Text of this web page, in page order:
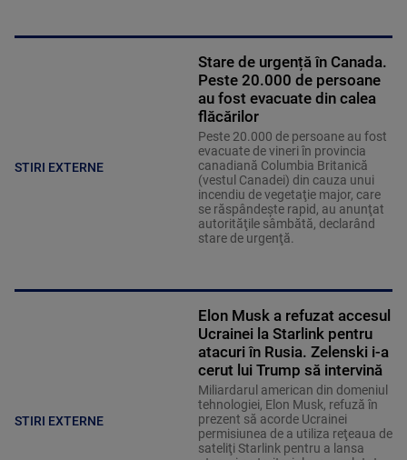
STIRI EXTERNE
Stare de urgență în Canada.
Peste 20.000 de persoane
au fost evacuate din calea
flăcărilor
Peste 20.000 de persoane au fost
evacuate de vineri în provincia
canadiană Columbia Britanică
(vestul Canadei) din cauza unui
incendiu de vegetaţie major, care
se răspândeşte rapid, au anunţat
autorităţile sâmbătă, declarând
stare de urgenţă.
STIRI EXTERNE
Elon Musk a refuzat accesul
Ucrainei la Starlink pentru
atacuri în Rusia. Zelenski i-a
cerut lui Trump să intervină
Miliardarul american din domeniul
tehnologiei, Elon Musk, refuză în
prezent să acorde Ucrainei
permisiunea de a utiliza reţeaua de
sateliţi Starlink pentru a lansa